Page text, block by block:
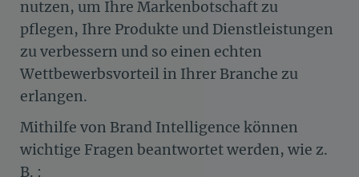
nutzen, um Ihre Markenbotschaft zu
pflegen, Ihre Produkte und Dienstleistungen
zu verbessern und so einen echten
Wettbewerbsvorteil in Ihrer Branche zu
erlangen.
Mithilfe von Brand Intelligence können
wichtige Fragen beantwortet werden, wie z.
B. :